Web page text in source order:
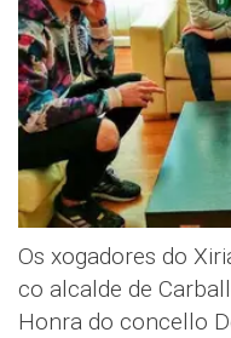
Os xogadores do
co alcalde de
Honra do concello